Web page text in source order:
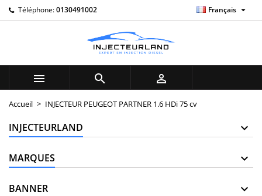
Téléphone:0130491002 Français 
  
Accueil INJECTEUR PEUGEOT PARTNER 1.6 HDi 75 cv
INJECTEURLAND
MARQUES
BANNER
My wishlists ×
add_circle_outline
((title)) ×
Connexion ×
Vous devez être connecté pour ajouter des produits à
votre liste d'envies.
((cancelText)) ((loginText))